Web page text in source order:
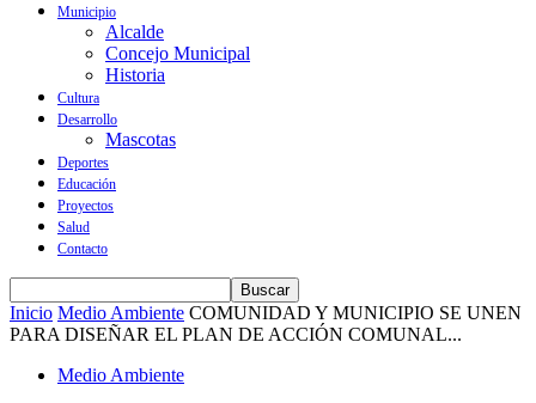
Municipio
Alcalde
Concejo Municipal
Historia
Cultura
Desarrollo
Mascotas
Deportes
Educación
Proyectos
Salud
Contacto
Inicio Medio Ambiente COMUNIDAD Y MUNICIPIO SE UNEN
PARA DISEÑAR EL PLAN DE ACCIÓN COMUNAL...
Medio Ambiente